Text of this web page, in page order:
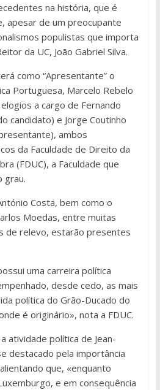
na história, que é
apesar de um preocupante
populistas que importa
da UC, João Gabriel Silva.
como “Apresentante” o
Portuguesa, Marcelo Rebelo
a cargo de Fernando
candidato) e Jorge Coutinho
ambos
da Faculdade de Direito da
(FDUC), a Faculdade que
grau.
Costa, bem como o
Moedas, entre muitas
de relevo, estarão presentes
uma carreira política
desde cedo, as mais
política do Grão-Ducado do
é originário», nota a FDUC.
atividade política de Jean-
destacado pela importância
que, «enquanto
e em consequência